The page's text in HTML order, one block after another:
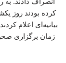
کرده بودند روز
بیانیه‌ای اعلام
زمان برگزاری